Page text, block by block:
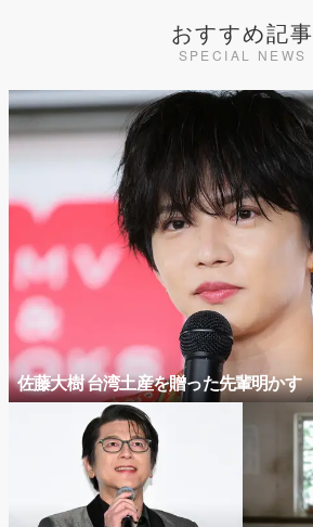
おすすめ記事
SPECIAL NEWS
佐藤大樹 台湾土産を贈った先輩明かす